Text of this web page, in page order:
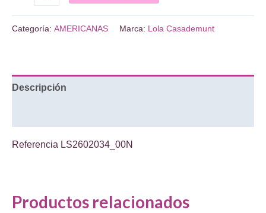
entallada
cantidad
Categoría: AMERICANAS Marca: Lola Casademunt
Descripción
Referencia LS2602034_00N
Productos relacionados